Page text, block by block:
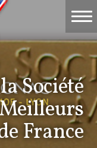
Société
France